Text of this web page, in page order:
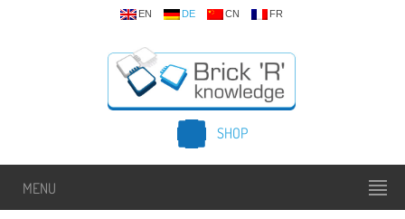
EN DE CN FR
SHOP
MENU